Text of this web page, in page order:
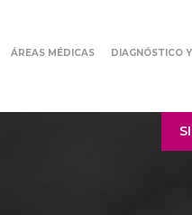
ÁREAS MÉDICAS DIAGNÓSTICO